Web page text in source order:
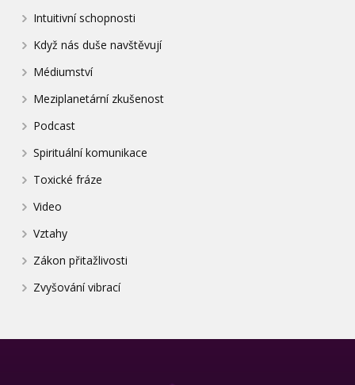
Intuitivní schopnosti
Když nás duše navštěvují
Médiumství
Meziplanetární zkušenost
Podcast
Spirituální komunikace
Toxické fráze
Video
Vztahy
Zákon přitažlivosti
Zvyšování vibrací